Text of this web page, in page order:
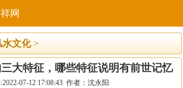
网
水文化>
大特征，哪些特征说明有前世记忆
07-12 17:08:43 作者：沈永阳